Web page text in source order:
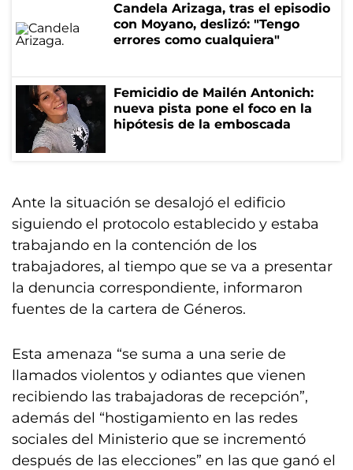
Candela Arizaga, tras el episodio
con Moyano, deslizó: "Tengo
errores como cualquiera"
Femicidio de Mailén Antonich:
nueva pista pone el foco en la
hipótesis de la emboscada
Ante la situación se desalojó el edificio
siguiendo el protocolo establecido y estaba
trabajando en la contención de los
trabajadores, al tiempo que se va a presentar
la denuncia correspondiente, informaron
fuentes de la cartera de Géneros.
Esta amenaza “se suma a una serie de
llamados violentos y odiantes que vienen
recibiendo las trabajadoras de recepción”,
además del “hostigamiento en las redes
sociales del Ministerio que se incrementó
después de las elecciones” en las que ganó el